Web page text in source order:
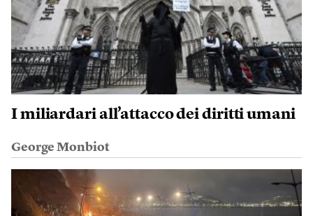
I miliardari all’attacco dei diritti umani
George Monbiot